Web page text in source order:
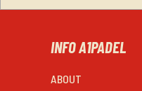
INFO A1PADEL
ABOUT